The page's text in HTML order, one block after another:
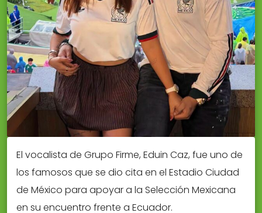
El vocalista de Grupo Firme, Eduin Caz, fue uno de
los famosos que se dio cita en el Estadio Ciudad
de México para apoyar a la Selección Mexicana
en su encuentro frente a Ecuador.